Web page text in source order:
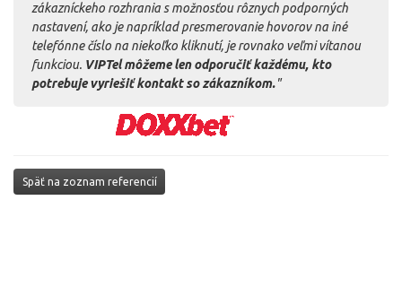
zákazníckeho rozhrania s možnosťou rôznych podporných
nastavení, ako je napríklad presmerovanie hovorov na iné
telefónne číslo na niekoľko kliknutí, je rovnako veľmi vítanou
funkciou. VIPTel môžeme len odporučiť každému, kto
potrebuje vyriešiť kontakt so zákazníkom."
Späť na zoznam referencií